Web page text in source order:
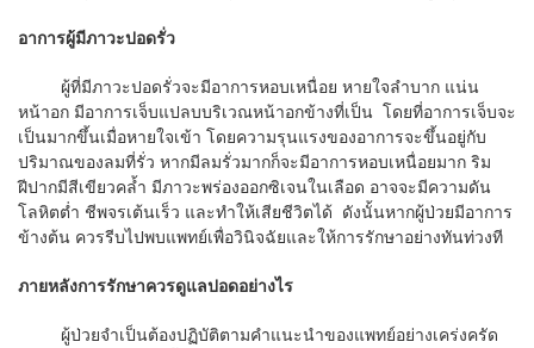
อาการผู้มีภาวะปอดรั่ว
ผู้ที่มีภาวะปอดรั่วจะมีอาการหอบเหนื่อย หายใจลำบาก แน่น
หน้าอก มีอาการเจ็บแปลบบริเวณหน้าอกข้างที่เป็น โดยที่อาการเจ็บจะ
เป็นมากขึ้นเมื่อหายใจเข้า โดยความรุนแรงของอาการจะขึ้นอยู่กับ
ปริมาณของลมที่รั่ว หากมีลมรั่วมากก็จะมีอาการหอบเหนื่อยมาก ริม
ฝีปากมีสีเขียวคล้ำ มีภาวะพร่องออกซิเจนในเลือด อาจจะมีความดัน
โลหิตต่ำ ชีพจรเต้นเร็ว และทำให้เสียชีวิตได้ ดังนั้นหากผู้ป่วยมีอาการ
ข้างต้น ควรรีบไปพบแพทย์เพื่อวินิจฉัยและให้การรักษาอย่างทันท่วงที
ภายหลังการรักษาควรดูแลปอดอย่างไร
ผู้ป่วยจำเป็นต้องปฏิบัติตามคำแนะนำของแพทย์อย่างเคร่งครัด